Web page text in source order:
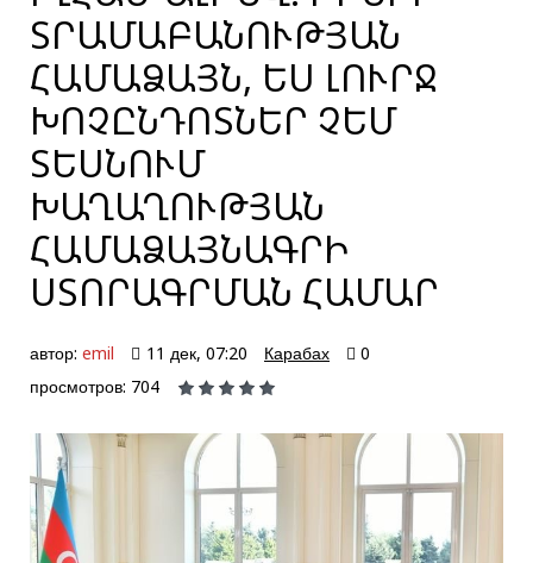
ՏՐԱՄԱԲԱՆՈՒԹՅԱՆ
ՀԱՄԱՁԱՅՆ, ԵՍ ԼՈՒՐՋ
ԽՈՉԸՆԴՈՏՆԵՐ ՉԵՄ
ՏԵՍՆՈՒՄ
ԽԱՂԱՂՈՒԹՅԱՆ
ՀԱՄԱՁԱՅՆԱԳՐԻ
ՍՏՈՐԱԳՐՄԱՆ ՀԱՄԱՐ
автор: emil 11 дек, 07:20 Карабах
0
просмотров: 704